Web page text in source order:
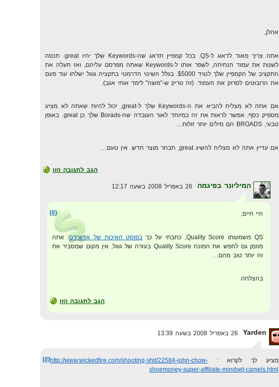
אהלן,
אתה צריך מאוד לדאוג ל-QS. בכל קמפיין תדאג שה-Keywords שלך יהיו great. תנסה
לשנות את עמוד הנחיתה, לשפר אותו ל-Keywords שאתה מפרסם עליהם, ואז תעלה את
התקציב של הקמפיין שלך לנגיד $5000. בגלל השינוי הדרמטי בתקציה גוגל ישלחו עוד פעם
את הרובוטים לסרוק את העמוד. (זה טריק ש-"משה" לימד אותי אגב).
אם אתה לא מצליח להביא את ה-Keywords שלך ל-great, יכול להיות שאתה לא מציע
מספיק כסף. אפשר לראות את זה במיוחד לאור העובדה שה-Borads שלך כן great. באופן
טבעי, BROADS הם מילים יותר זולות…
אם עדיין אתה לא מצליח להשיג great, תבחר מוצר חדש. אין טעם…
הגב לתגובה הזו
המיליונר בפיגמה
(#) היי חיים,
QS משמעותו Quality Score, כתבתי על כך בפוסט האיכות של אדוורדס. אתה
מוזמן גם לחפש את המונח Quality Score בעזרה של גוגל, אין מקום שמסביר את
זה יותר טוב מהם…
בהצלחה.
הגב לתגובה הזו
Yarden
(#) מציע לך לקרוא : http://www.wickedfire.com/shooting-shit/22584-john-chow-
shoemoney-super-affiliate-mindset-camels.html